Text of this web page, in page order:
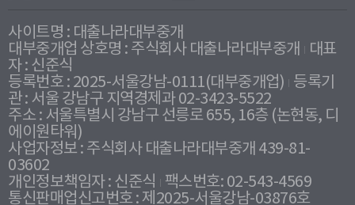
사이트명 : 대출나라대부중개
대부중개업 상호명 : 주식회사 대출나라대부중개
대표
자 : 신준식
등록번호 : 2025-서울강남-0111(대부중개업) 등록기
관 : 서울 강남구 지역경제과 02-3423-5522
주소 : 서울특별시 강남구 선릉로 655, 16층 (논현동, 디
에이원타워)
사업자정보 : 주식회사 대출나라대부중개 439-81-
03602
개인정보책임자 : 신준식
팩스번호: 02-543-4569
통신판매업신고번호 : 제2025-서울강남-03876호